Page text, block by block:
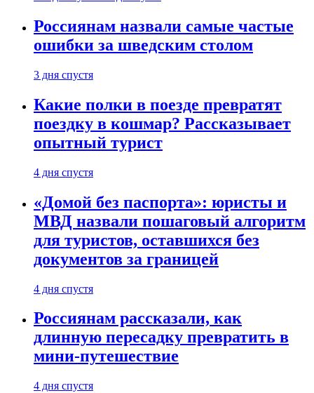
Россиянам назвали самые частые
ошибки за шведским столом
3 дня спустя
Какие полки в поезде превратят
поездку в кошмар? Рассказывает
опытный турист
4 дня спустя
«Домой без паспорта»: юристы и
МВД назвали пошаговый алгоритм
для туристов, оставшихся без
документов за границей
4 дня спустя
Россиянам рассказали, как
длинную пересадку превратить в
мини-путешествие
4 дня спустя